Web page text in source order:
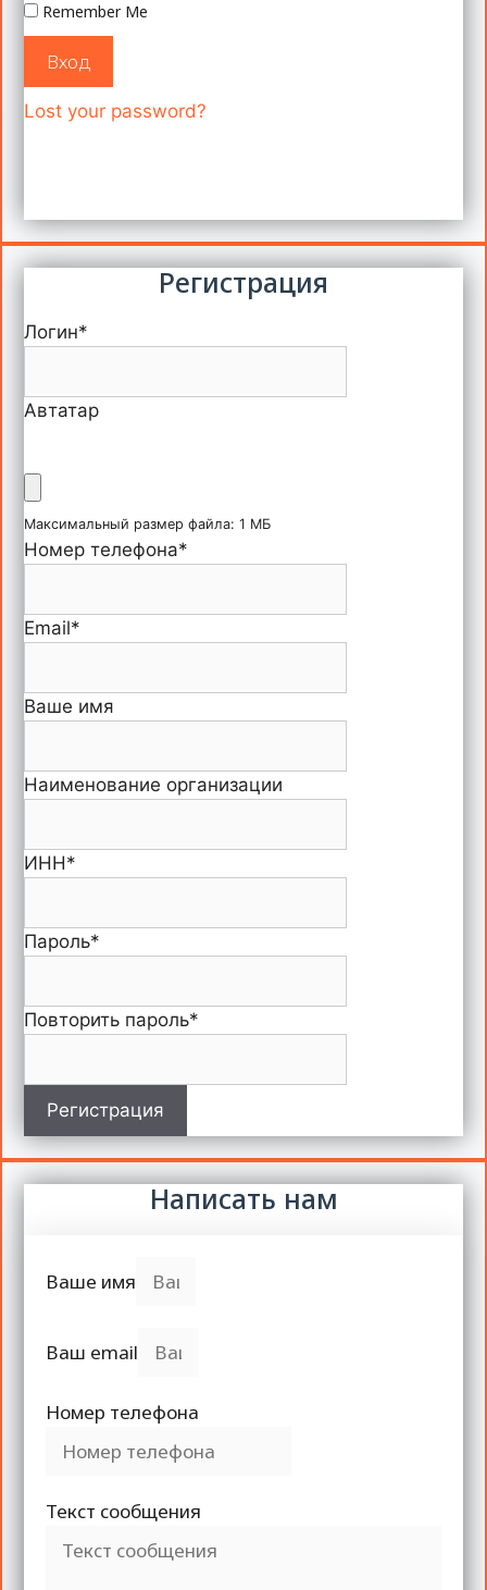
Remember Me
Вход
Lost your password?
Регистрация
Логин*
Автатар
Максимальный размер файла: 1 МБ
Номер телефона*
Email*
Ваше имя
Наименование организации
ИНН*
Пароль*
Повторить пароль*
Регистрация
Написать нам
Ваше имя
Ваш email
Номер телефона
Текст сообщения